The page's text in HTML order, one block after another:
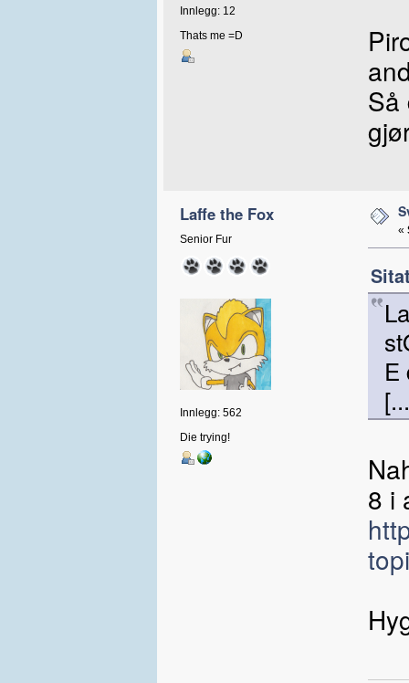
Innlegg: 12
Thats me =D
Så
Laffe the Fox
Senior Fur
Innlegg: 562
Die trying!
«
E
8 i